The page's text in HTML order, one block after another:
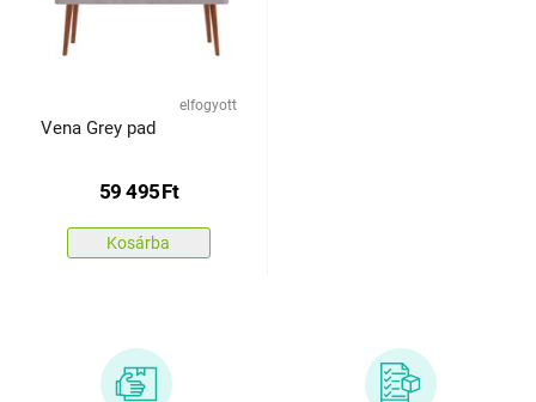
elfogyott
Vena Grey pad
59 495Ft
Kosárba